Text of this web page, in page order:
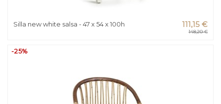
Silla new white salsa - 47 x 54 x 100h 111,15 €
148,20 €
-25%